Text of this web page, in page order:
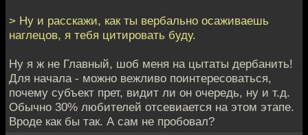
> Ну и расскажи, как ты вербально осаживаешь
наглецов, я тебя цитировать буду.
Ну я ж не Главный, шоб меня на цытаты дербанить!
Для начала - можно вежливо поинтересоваться,
почему субъект прет, видит ли он очередь, ну и т.д.
Обычно 30% любителей отсевиается на этом этапе.
Вроде как бы так. А сам не пробовал?